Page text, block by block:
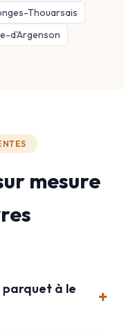
Thouarsais
d'Argenson
mesure
parquet à le
+